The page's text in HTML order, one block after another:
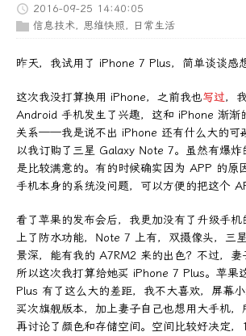
2016-09-25 14:40:05
信息技术, 思维快照 , 日常生活
昨天，我试用了 iPhone 7 Plus，简单谈谈感
这次我没打算换用 iPhone，之前我也写过，
Android 手机发生了兴趣，这和 iPhone 渐渐
关系——我是说不出 iPhone 还有什么大的可
以我订购了三星 Galaxy Note 7。虽然有爆炸
是比较满意的。有的时候确实因为 APP 的原
手机本身的系统没问题，可以方便的把这个
看了苹果的发布会后，我更加没有了升级手
上了防水功能，Note 7 上有，双摄像头，三
景深，能有我的 A7RM2 来的出色？不过，妻
所以这次我打算给她买 iPhone 7 Plus。苹果
Plus 有了这么大的差距，我不大喜欢，屏幕
买次旗舰版本，加上妻子自己也想用大手机
再讨论了颜色和存储空间。空间比较好决定，